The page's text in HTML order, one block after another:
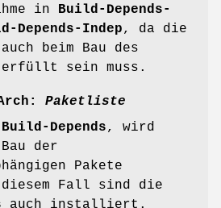
in Build-Depends-
Depends-Indep, da die
beim Bau des
erfüllt sein muss.
Paketliste
Build-Depends, wird
der
Pakete
Fall sind die
auch installiert.